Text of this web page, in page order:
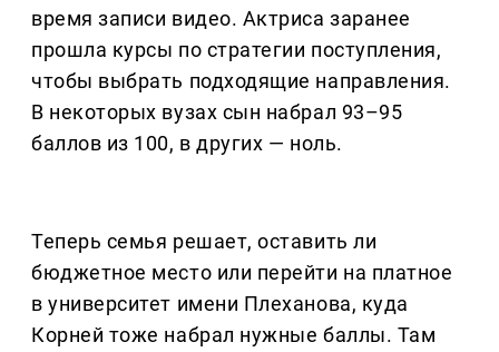
время записи видео. Актриса заранее
прошла курсы по стратегии поступления,
чтобы выбрать подходящие направления.
В некоторых вузах сын набрал 93–95
баллов из 100, в других — ноль.
Теперь семья решает, оставить ли
бюджетное место или перейти на платное
в университет имени Плеханова, куда
Корней тоже набрал нужные баллы. Там